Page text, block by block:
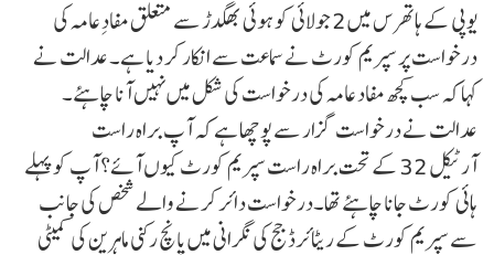
یوپی کے ہاتھرس میں 2 جولائی کو ہوئی بھگدڑ سے متعلق مفادِ عامہ کی
درخواست پر سپریم کورٹ نے سماعت سے انکار کر دیا ہے۔ عدالت نے
کہا کہ سب کچھ مفاد عامہ کی درخواست کی شکل میں نہیں آنا چاہئے۔
عدالت نے درخواست گزار سے پوچھا ہے کہ آپ براہ راست
آرٹیکل 32 کے تحت براہ راست سپریم کورٹ کیوں آئے؟ آپ کو پہلے
ہائی کورٹ جانا چاہئے تھا۔درخواست دائر کرنے والے شخص کی جانب
سے سپریم کورٹ کے ریٹائرڈ جج کی نگرانی میں پانچ رکنی ماہرین کی کمیٹی